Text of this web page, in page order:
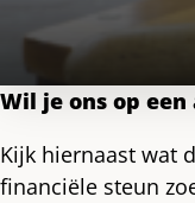
Wil je ons op
Kijk hiernaast wat
financiële steun